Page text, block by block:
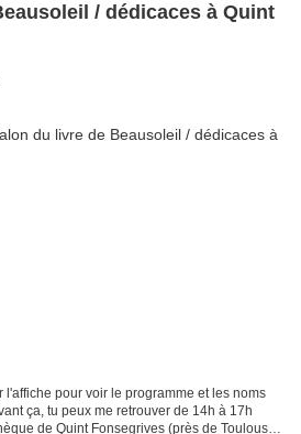
/ dédicaces à Quint
pour voir le programme et les noms
ça, tu peux me retrouver de 14h à 17h
de Quint Fonsegrives (près de Toulouse)